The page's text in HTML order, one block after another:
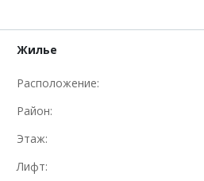
Жилье
Расположение:
Район:
Этаж:
Лифт: